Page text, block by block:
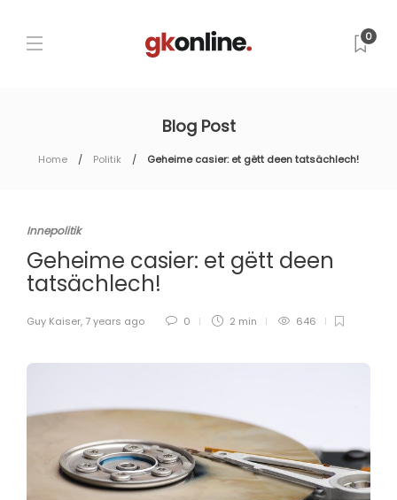
0
Blog Post
Home Politik Geheime casier: et gëtt deen tatsächlech!
Innepolitik
Geheime casier: et gëtt deen
tatsächlech!
Guy Kaiser, 7 years ago 0 2 min 646